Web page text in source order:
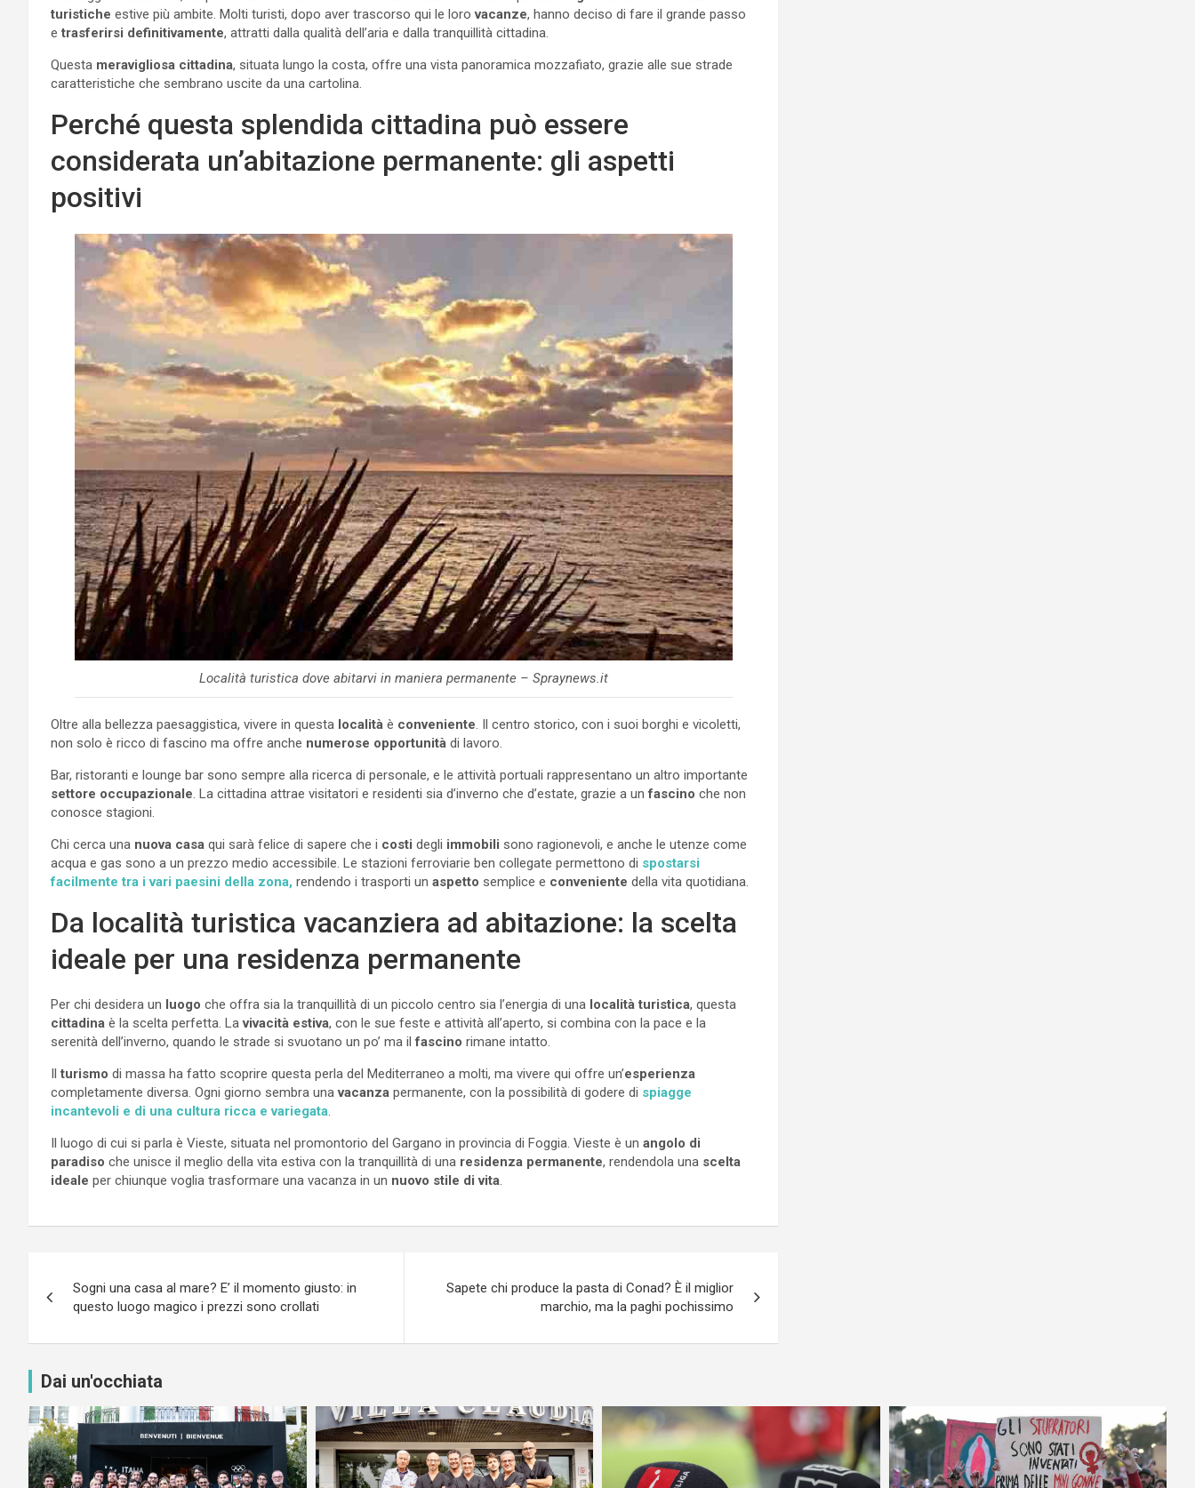
turistiche estive più ambite. Molti turisti, dopo aver trascorso qui le lorovacanze, hanno deciso di fare il grande passo
etrasferirsi definitivamente, attratti dalla qualità dell’aria e dalla tranquillità cittadina.
Questa meravigliosa cittadina, situata lungo la costa, offre una vista panoramica mozzafiato, grazie alle sue strade
caratteristiche che sembrano uscite da una cartolina.
Perché questa splendida cittadina può essere
considerata un’abitazione permanente: gli aspetti
positivi
Località turistica dove abitarvi in maniera permanente – Spraynews.it
Oltre alla bellezza paesaggistica, vivere in questa località è conveniente . Il centro storico, con i suoi borghi e vicoletti,
non solo è ricco di fascino ma offre anche numerose opportunità di lavoro.
Bar, ristoranti e lounge bar sono sempre alla ricerca di personale, e le attività portuali rappresentano un altro importante
settore occupazionale . La cittadina attrae visitatori e residenti sia d’inverno che d’estate, grazie a unfascino che non
conosce stagioni.
Chi cerca una nuova casa qui sarà felice di sapere che i costi degli immobili sono ragionevoli, e anche le utenze come
acqua e gas sono a un prezzo medio accessibile. Le stazioni ferroviarie ben collegate permettono di spostarsi
facilmente tra i vari paesini della zona, rendendo i trasporti un aspetto semplice e conveniente della vita quotidiana.
Da località turistica vacanziera ad abitazione: la scelta
ideale per una residenza permanente
Per chi desidera un luogo che offra sia la tranquillità di un piccolo centro sia l’energia di una località turistica, questa
cittadina è la scelta perfetta. Lavivacità estiva, con le sue feste e attività all’aperto, si combina con la pace e la
serenità dell’inverno, quando le strade si svuotano un po’ ma ilfascino rimane intatto.
Ilturismo di massa ha fatto scoprire questa perla del Mediterraneo a molti, ma vivere qui offre un’esperienza
completamente diversa. Ogni giorno sembra unavacanza permanente, con la possibilità di godere di spiagge
incantevoli e di una cultura ricca e variegata
Il luogo di cui si parla è Vieste, situata nel promontorio del Gargano in provincia di Foggia. Vieste è un angolo di
paradiso che unisce il meglio della vita estiva con la tranquillità di una residenza permanente, rendendola una scelta
ideale per chiunque voglia trasformare una vacanza in un nuovo stile di vita
articoli
Sogni una casa al mare? E’ il momento giusto: in
questo luogo magico i prezzi sono crollati
Sapete chi produce la pasta di Conad? È il miglior
marchio, ma la paghi pochissimo
Dai un'occhiata